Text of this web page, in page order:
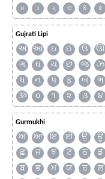
০
১ ২ ৩ ৪ ৫
Gujrati Lipi
અ આ ઇ ઈ ઉ ઊ
ગ
ઘ ચ છ જ ઝ
ધ
ન પ ફ બ ભ
ૐ
૦ ૧ ૨ ૩ ૪
Gurmukhi
ਅ ਆ ਇ ਈ ਉ ਊ
ਛ
ਜ ਝ ਟ ਠ ਡ
ਬ
ਭ ਮ ਯ ਰ ਲ